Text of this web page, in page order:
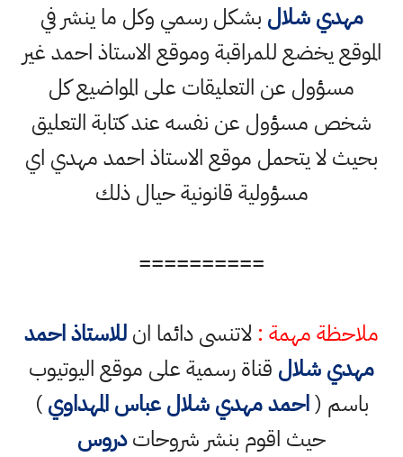
مهدي شلال بشكل رسمي وكل ما ينشر في
الموقع يخضع للمراقبة وموقع الاستاذ احمد غير
مسؤول عن التعليقات على المواضيع كل
شخص مسؤول عن نفسه عند كتابة التعليق
بحيث لا يتحمل موقع الاستاذ احمد مهدي اي
مسؤولية قانونية حيال ذلك
==========
ملاحظة مهمة : لاتنسى دائما انللاستاذ احمد
مهدي شلال قناة رسمية على موقع اليوتيوب
باسم (احمد مهدي شلال عباس المهداوي)
حيث اقوم بنشر شروحاتدروس